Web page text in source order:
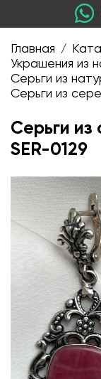
Главная /
Украшения из
Серьги из
Серьги из
Серьги
SER-0129